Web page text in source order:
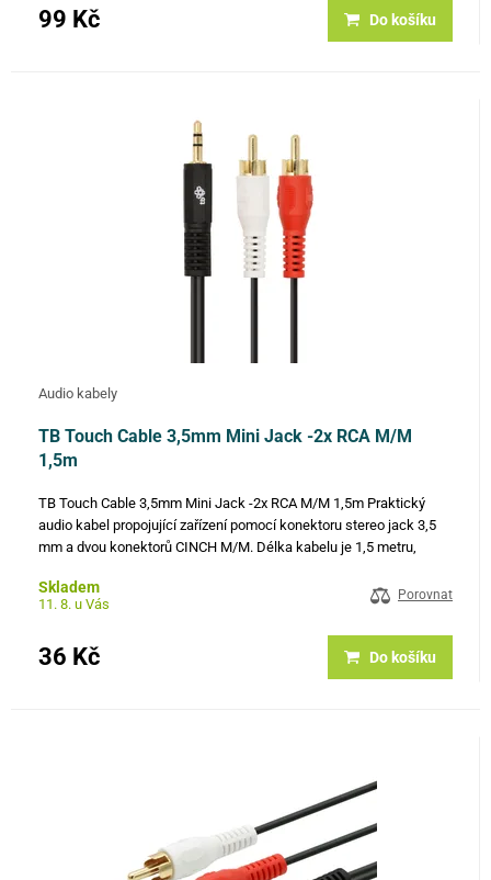
99 Kč Do košíku
Audio kabely
TB Touch Cable 3,5mm Mini Jack -2x RCA M/M
1,5m
TB Touch Cable 3,5mm Mini Jack -2x RCA M/M 1,5m Praktický
audio kabel propojující zařízení pomocí konektoru stereo jack 3,5
mm a dvou konektorů CINCH M/M. Délka kabelu je 1,5 metru,
Skladem
11. 8. u Vás
Porovnat
36 Kč Do košíku